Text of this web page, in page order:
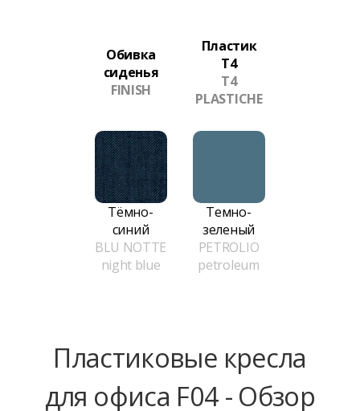
Обивка
сиденья
FINISH
Пластик
T4
T4
PLASTICHE
Тёмно-
синий
BLU NOTTE
night blue
Темно-
зеленый
PETROLIO
petroleum
Пластиковые кресла
для офиса F04 - Обзор